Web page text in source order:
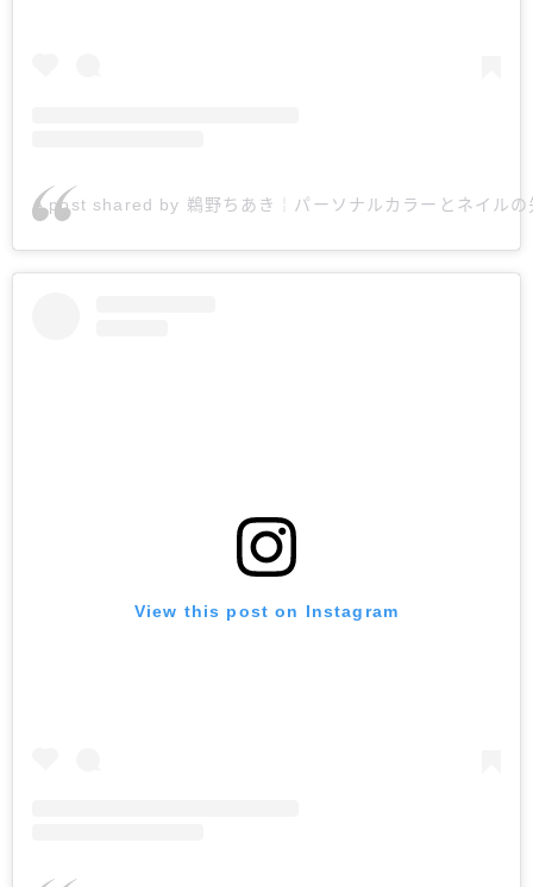
A post shared by 鵜野ちあき￤パーソナルカラーとネイル
View this post on Instagram